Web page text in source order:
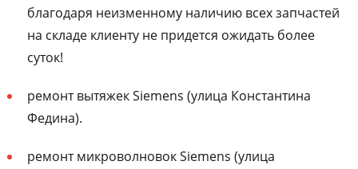
благодаря неизменному наличию всех запчастей
на складе клиенту не придется ожидать более
суток!
ремонт вытяжек Siemens (улица Константина
Федина).
ремонт микроволновок Siemens (улица